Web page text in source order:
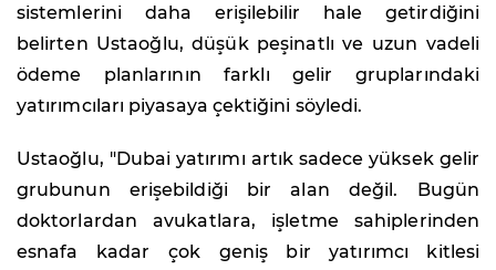
sistemlerini daha erişilebilir hale getirdiğini
belirten Ustaoğlu, düşük peşinatlı ve uzun vadeli
ödeme planlarının farklı gelir gruplarındaki
yatırımcıları piyasaya çektiğini söyledi.
Ustaoğlu, "Dubai yatırımı artık sadece yüksek gelir
grubunun erişebildiği bir alan değil. Bugün
doktorlardan avukatlara, işletme sahiplerinden
esnafa kadar çok geniş bir yatırımcı kitlesi